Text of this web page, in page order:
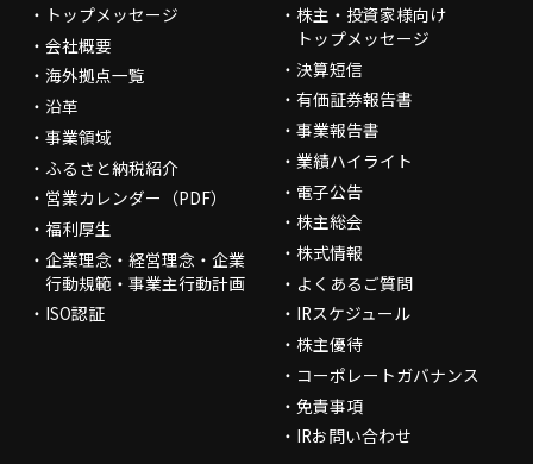
トップメッセージ
会社概要
海外拠点一覧
沿革
事業領域
ふるさと納税紹介
営業カレンダー（PDF）
福利厚生
企業理念・経営理念・企業
行動規範・事業主行動計画
ISO認証
株主・投資家様向け
トップメッセージ
決算短信
有価証券報告書
事業報告書
業績ハイライト
電子公告
株主総会
株式情報
よくあるご質問
IRスケジュール
株主優待
コーポレートガバナンス
免責事項
IRお問い合わせ